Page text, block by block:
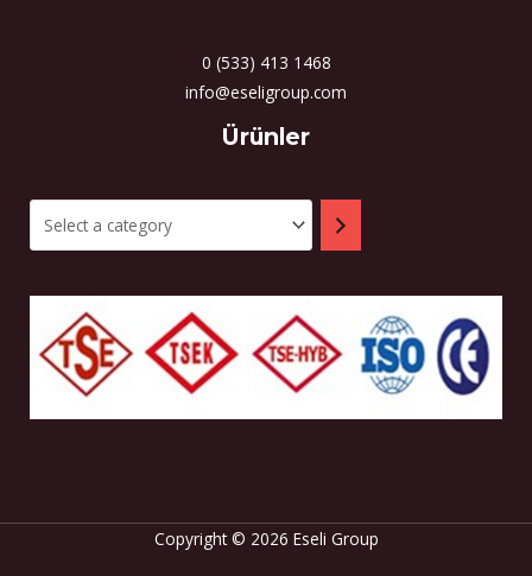
0 (533) 413 1468
info@eseligroup.com
Ürünler
Copyright © 2026 Eseli Group